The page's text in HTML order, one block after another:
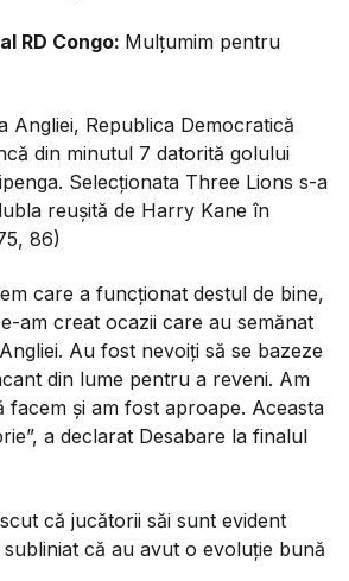
RD Congo: Mulțumim pentru
Angliei, Republica Democratică
din minutul 7 datorită golului
Selecționata Three Lions s-a
reușită de Harry Kane în
86)
care a funcționat destul de bine,
am creat ocazii care au semănat
Au fost nevoiți să se bazeze
din lume pentru a reveni. Am
facem și am fost aproape. Aceasta
”, a declarat Desabare la finalul
că jucătorii săi sunt evident
că au avut o evoluție bună